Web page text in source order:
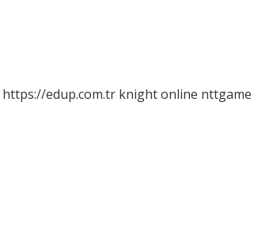
https://edup.com.tr knight online nttgame